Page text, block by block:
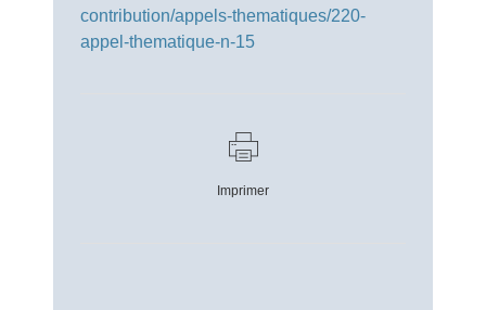
contribution/appels-thematiques/220-
appel-thematique-n-15
Imprimer